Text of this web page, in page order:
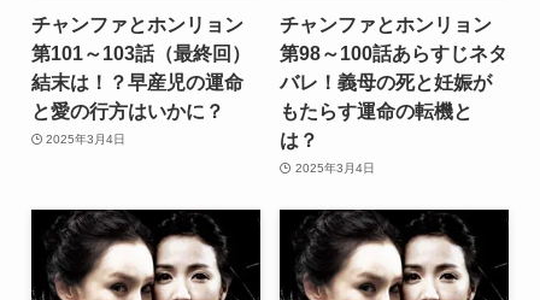
チャンファとホンリョン
第101～103話（最終回）
結末は！？早産児の運命
と愛の行方はいかに？
2025年3月4日
チャンファとホンリョン
第98～100話あらすじネタ
バレ！義母の死と妊娠が
もたらす運命の転機と
は？
2025年3月4日